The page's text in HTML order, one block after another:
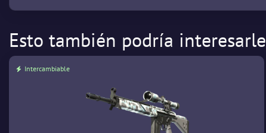
Esto también podría interesarle
Intercambiable